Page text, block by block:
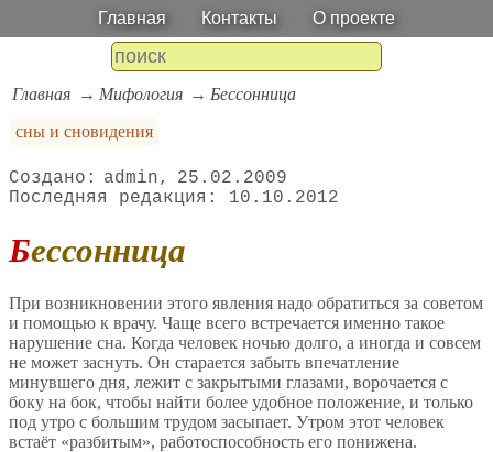
Главная Контакты О проекте
Главная Мифология
Бессонница
сны и сновидения
admin
25.02.2009
10.10.2012
Бессонница
При возникновении этого явления надо обратиться за советом
и помощью к врачу. Чаще всего встречается именно такое
нарушение сна. Когда человек ночью долго, а иногда и совсем
не может заснуть. Он старается забыть впечатление
минувшего дня, лежит с закрытыми глазами, ворочается с
боку на бок, чтобы найти более удобное положение, и только
под утро с большим трудом засыпает. Утром этот человек
встаёт «разбитым», работоспособность его понижена.